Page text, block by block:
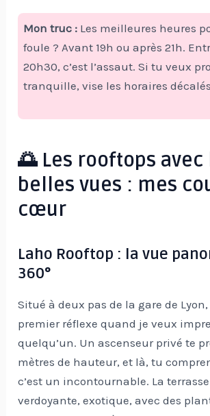
Mon truc : Les meilleures heures
foule ? Avant 19h ou après 21h.
20h30, c’est l’assaut. Si tu veux
tranquille, vise les horaires
🌅 Les rooftops avec
belles vues : mes
cœur
Laho Rooftop : la vue
360°
Situé à deux pas de la gare de
premier réflexe quand je veux
quelqu’un. Un ascenseur privé te
mètres de hauteur, et là, tu
c’est un incontournable. La
verdoyante, exotique, avec des